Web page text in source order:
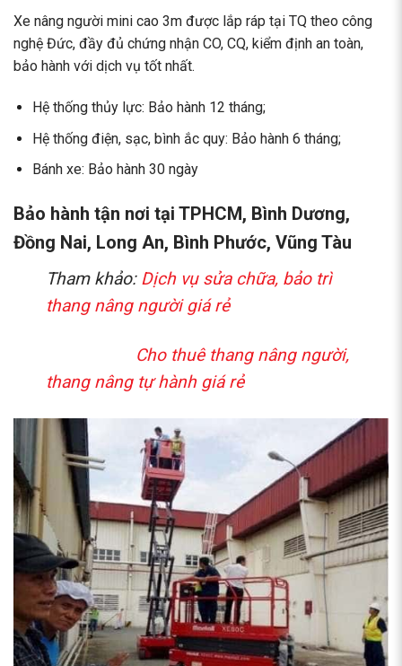
Xe nâng người mini cao 3m được lắp ráp tại TQ theo công
nghệ Đức, đầy đủ chứng nhận CO, CQ, kiểm định an toàn,
bảo hành với dịch vụ tốt nhất.
Hệ thống thủy lực: Bảo hành 12 tháng;
Hệ thống điện, sạc, bình ắc quy: Bảo hành 6 tháng;
Bánh xe: Bảo hành 30 ngày
Bảo hành tận nơi tại TPHCM, Bình Dương,
Đồng Nai, Long An, Bình Phước, Vũng Tàu
Tham khảo: Dịch vụ sửa chữa, bảo trì
thang nâng người giá rẻ
Cho thuê thang nâng người,
thang nâng tự hành giá rẻ